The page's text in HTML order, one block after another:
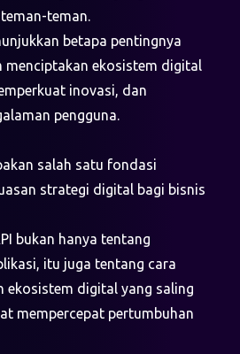
teman.
betapa pentingnya
menciptakan ekosistem digital
inovasi, dan
pengguna.
salah satu fondasi
strategi digital bagi bisnis
bukan hanya tentang
itu juga tentang cara
ekosistem digital yang saling
mempercepat pertumbuhan